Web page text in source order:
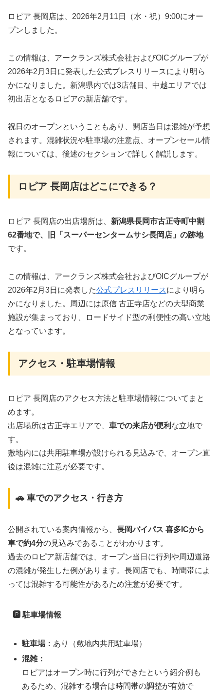
ロピア 長岡店は、2026年2月11日（水・祝）9:00にオー
プンしました。
この情報は、アークランズ株式会社およびOICグループが
2026年2月3日に発表した公式プレスリリースにより明ら
かになりました。新潟県内では3店舗目、中越エリアでは
初出店となるロピアの新店舗です。
祝日のオープンということもあり、開店当日は混雑が予想
されます。混雑状況や駐車場の注意点、オープンセール情
報については、後述のセクションで詳しく解説します。
ロピア 長岡店はどこにできる？
ロピア 長岡店の出店場所は、 新潟県長岡市古正寺町中割
62番地で、旧「スーパーセンタームサシ長岡店」の跡地
です。
この情報は、アークランズ株式会社およびOICグループが
2026年2月3日に発表した公式プレスリリースにより明ら
かになりました。周辺には原信 古正寺店などの大型商業
施設が集まっており、ロードサイド型の利便性の高い立地
となっています。
アクセス・駐車場情報
ロピア 長岡店のアクセス方法と駐車場情報についてまと
めます。
出店場所は古正寺エリアで、 車での来店が便利 な立地で
す。
敷地内には共用駐車場が設けられる見込みで、オープン直
後は混雑に注意が必要です。
🚗 車でのアクセス・行き方
公開されている案内情報から、 長岡バイパス 喜多ICから
車で約4分の見込みであることがわかります。
過去のロピア新店舗では、オープン当日に行列や周辺道路
の混雑が発生した例があります。長岡店でも、時間帯によ
っては混雑する可能性があるため注意が必要です。
🅿 駐車場情報
駐車場： あり（敷地内共用駐車場）
混雑：
ロピアはオープン時に行列ができたという紹介例も
あるため、混雑する場合は時間帯の調整が有効で